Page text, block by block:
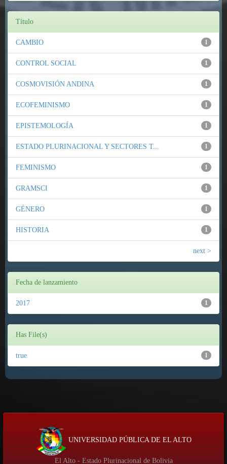
Título
1
CAMBIO
1
CONTROL SOCIAL
1
COSMOVISIÓN ANDINA
1
ECOFEMINISMO
1
EPISTEMOLOGÍA
1
ESTADO PLURINACIONAL Y SECTORES T...
1
FEMINISMO
1
GRAMSCI
1
GÉNERO
1
HISTORIA
next >
Fecha de lanzamiento
1
2017
Has File(s)
1
true
UNIVERSIDAD PÚBLICA DE EL ALTO
El Alto - Estado Plurinacional de Bolivia